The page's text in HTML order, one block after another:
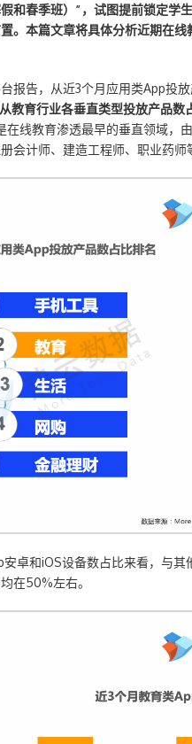
和春季班）”，试图提前锁定学
。本篇文章将具体分析近期在线
报告，从近3个月应用类App投
从教育行业各垂直类型投放产品数
在线教育渗透最早的垂直领域，
会计师、建造工程师、职业药师
安卓和iOS设备数占比来看，与
在50%左右。